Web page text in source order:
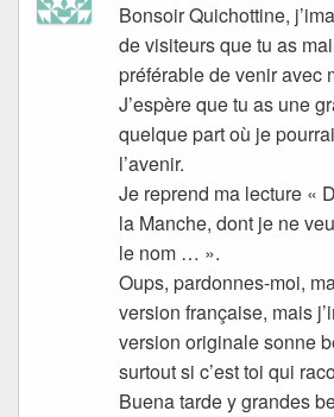
Bonsoir Quichottine,
de visiteurs que tu as
préférable de venir avec
J’espère que tu as une
quelque part où je
l’avenir.
Je reprend ma lecture «
la Manche, dont je ne
le nom … ».
Oups, pardonnes-moi,
version française, mais
version originale sonne
surtout si c’est toi qui
Buena tarde y grandes